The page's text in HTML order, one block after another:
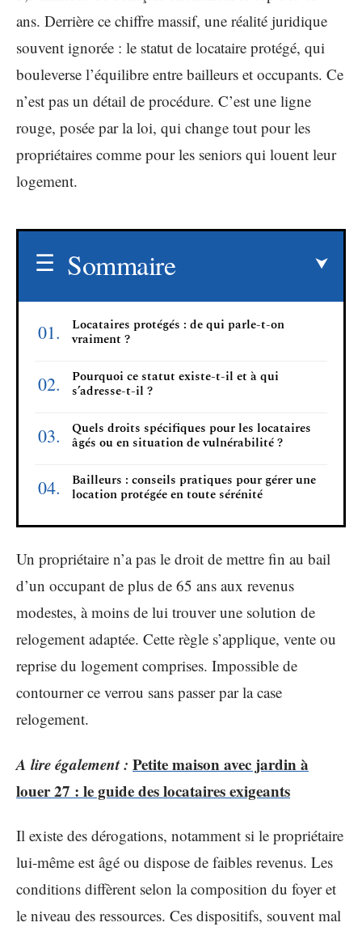
ans. Derrière ce chiffre massif, une réalité juridique
souvent ignorée : le statut de locataire protégé, qui
bouleverse l’équilibre entre bailleurs et occupants. Ce
n’est pas un détail de procédure. C’est une ligne
rouge, posée par la loi, qui change tout pour les
propriétaires comme pour les seniors qui louent leur
logement.
Sommaire
Locataires protégés : de qui parle-t-on
vraiment ?
Pourquoi ce statut existe-t-il et à qui
s’adresse-t-il ?
Quels droits spécifiques pour les locataires
âgés ou en situation de vulnérabilité ?
Bailleurs : conseils pratiques pour gérer une
location protégée en toute sérénité
Un propriétaire n’a pas le droit de mettre fin au bail
d’un occupant de plus de 65 ans aux revenus
modestes, à moins de lui trouver une solution de
relogement adaptée. Cette règle s’applique, vente ou
reprise du logement comprises. Impossible de
contourner ce verrou sans passer par la case
relogement.
A lire également : Petite maison avec jardin à
louer 27 : le guide des locataires exigeants
Il existe des dérogations, notamment si le propriétaire
lui-même est âgé ou dispose de faibles revenus. Les
conditions diffèrent selon la composition du foyer et
le niveau des ressources. Ces dispositifs, souvent mal